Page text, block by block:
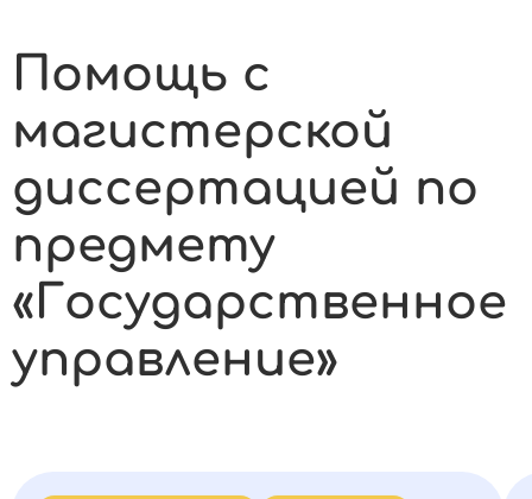
Помощь с
магистерской
диссертацией по
предмету
«Государственное
управление»